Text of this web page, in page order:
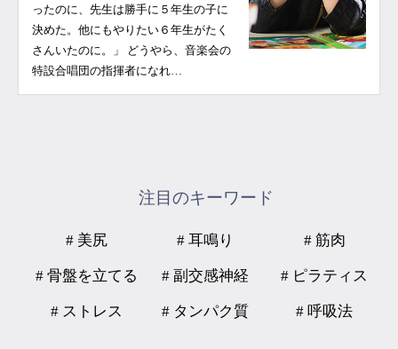
ったのに、先生は勝手に５年生の子に
決めた。他にもやりたい６年生がたく
さんいたのに。」 どうやら、音楽会の
特設合唱団の指揮者になれ…
注目のキーワード
# 美尻 # 耳鳴り # 筋肉
# 骨盤を立てる # 副交感神経 # ピラティス
# ストレス # タンパク質 # 呼吸法